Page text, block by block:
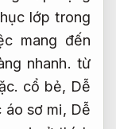
lớp trong
mang đến
nhanh. từ
cổ bẻ, Dễ
áo sơ mi, Dễ